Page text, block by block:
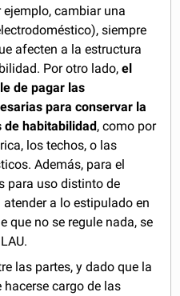
cambiar una
siempre
afecten a la estructura
Por otro lado,el
de pagar las
para conservar la
de habitabilidad, como por
los techos, o las
Además, para el
para uso distinto de
a lo estipulado en
que no se regule nada, se
las partes, y dado que la
hacerse cargo de las